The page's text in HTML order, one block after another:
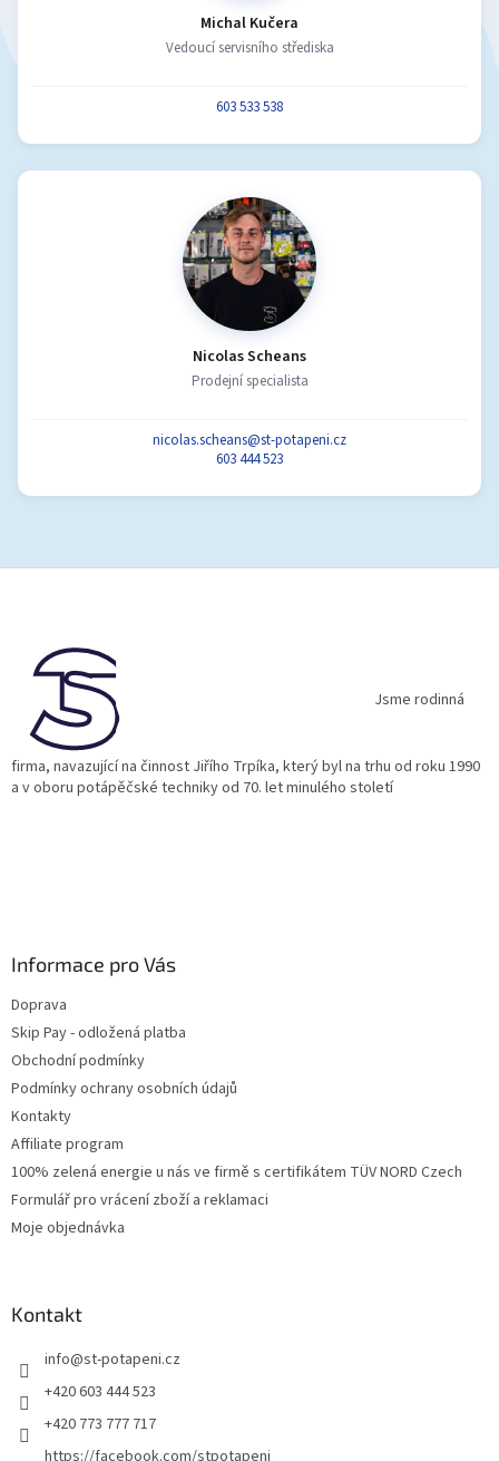
Michal Kučera
Vedoucí servisního střediska
603 533 538
Nicolas Scheans
Prodejní specialista
nicolas.scheans@st-potapeni.cz
603 444 523
Jsme rodinná
firma, navazující na činnost Jiřího Trpíka, který byl na trhu od roku 1990
a v oboru potápěčské techniky od 70. let minulého století
Informace pro Vás
Doprava
Skip Pay - odložená platba
Obchodní podmínky
Podmínky ochrany osobních údajů
Kontakty
Affiliate program
100% zelená energie u nás ve firmě s certifikátem TÜV NORD Czech
Formulář pro vrácení zboží a reklamaci
Moje objednávka
Kontakt
info@st-potapeni.cz
+420 603 444 523
+420 773 777 717
https://facebook.com/stpotapeni